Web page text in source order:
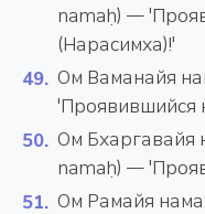
namaḥ) —
(Нарасимха)!'
Ом Ваманайя
'Проявившийся
Ом Бхаргавайя
namaḥ) —
Ом Рамайя